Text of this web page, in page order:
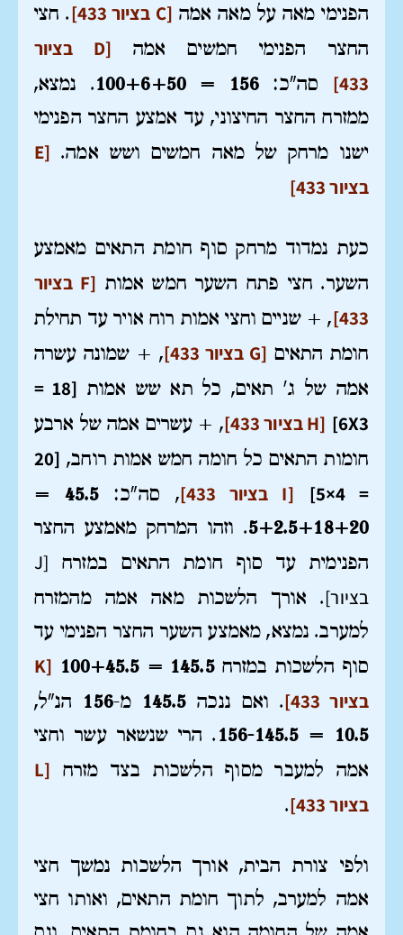
הפנימי מאה על מאה אמה [C בציור 433]
. חצי
החצר הפנימי חמשים אמה
[D בציור
433]
סה"כ: 156 = 100+6+50
. נמצא,
ממזרח החצר החיצוני, עד אמצע החצר הפנימי
ישנו מרחק של מאה חמשים ושש אמה.
[E
בציור 433]
כעת נמדוד מרחק סוף חומת התאים מאמצע
השער. חצי פתח השער חמש אמות
[F בציור
433] , + שניים וחצי אמות רוח אויר עד תחילת
חומת התאים [G בציור 433]
, + שמונה עשרה
אמה של ג' תאים, כל תא שש אמות
[18 =
6X3] [H בציור 433]
, + עשרים אמה של ארבע
חומות התאים כל חומה חמש אמות רוחב, [20
= 4×5]
[I בציור 433] , סה"כ:
45.5 =
5+2.5+18+20. וזהו המרחק מאמצע החצר
הפנימית עד סוף חומת התאים במזרח
[J
בציור]. אורך הלשכות מאה אמה מהמזרח
למערב. נמצא, מאמצע השער החצר הפנימי עד
סוף הלשכות במזרח145.5 = 100+45.5
[K
בציור 433]
. ואם ננכה 145.5 מ-156 הנ"ל,
10.5 = 156-145.5
. הרי שנשאר עשר וחצי
אמה למעבר מסוף הלשכות בצד מזרח
[L
בציור 433]
.
ולפי צורת הבית, אורך הלשכות נמשך חצי
אמה למערב, לתוך חומת התאים, ואותו חצי